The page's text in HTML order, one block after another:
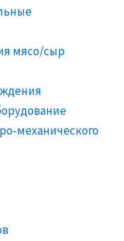
мясо/сыр
механического